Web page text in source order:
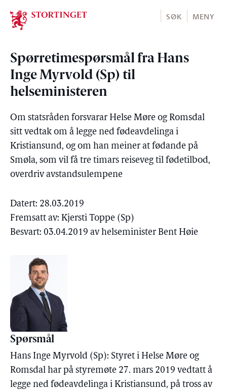
Stortinget.no
SØK MENY
Spørretimespørsmål fra Hans
Inge Myrvold (Sp) til
helseministeren
Om statsråden forsvarar Helse Møre og Romsdal
sitt vedtak om å legge ned fødeavdelinga i
Kristiansund, og om han meiner at fødande på
Smøla, som vil få tre timars reiseveg til fødetilbod,
overdriv avstandsulempene
Datert: 28.03.2019
Fremsatt av: Kjersti Toppe (Sp)
Besvart: 03.04.2019 av helseminister Bent Høie
Spørsmål
Hans Inge Myrvold (Sp): Styret i Helse Møre og
Romsdal har på styremøte 27. mars 2019 vedtatt å
legge ned fødeavdelinga i Kristiansund, på tross av